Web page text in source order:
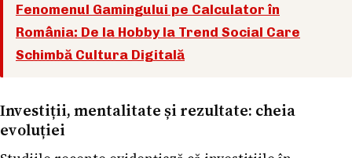
Fenomenul Gamingului pe Calculator în
România: De la Hobby la Trend Social Care
Schimbă Cultura Digitală
Investiții, mentalitate și rezultate: cheia
evoluției